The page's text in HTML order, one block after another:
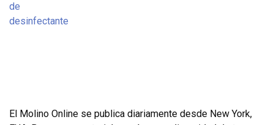
El Molino Online se publica diariamente desde New York,